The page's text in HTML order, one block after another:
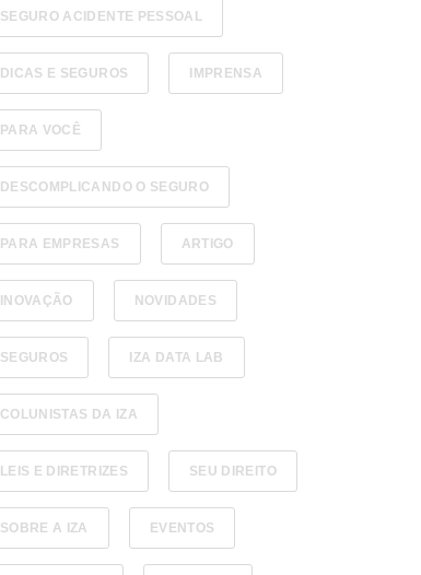
SEGURO ACIDENTE PESSOAL
DICAS E SEGUROS IMPRENSA
PARA VOCÊ
DESCOMPLICANDO O SEGURO
PARA EMPRESAS ARTIGO
INOVAÇÃO NOVIDADES
SEGUROS IZA DATA LAB
COLUNISTAS DA IZA
LEIS E DIRETRIZES SEU DIREITO
SOBRE A IZA EVENTOS